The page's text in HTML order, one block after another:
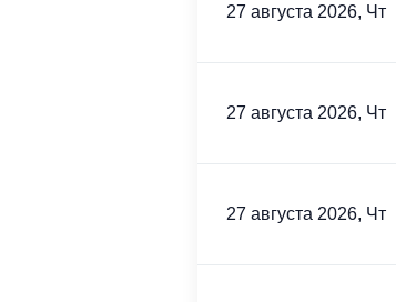
27 августа 2026, Чт
27 августа 2026, Чт
27 августа 2026, Чт